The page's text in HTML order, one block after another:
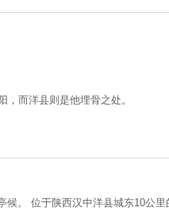
而洋县则是他埋骨之处。
。 位于陕西汉中洋县城东10公